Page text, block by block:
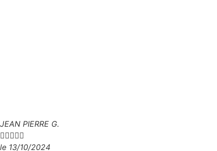
JEAN PIERRE G.

le 13/10/2024